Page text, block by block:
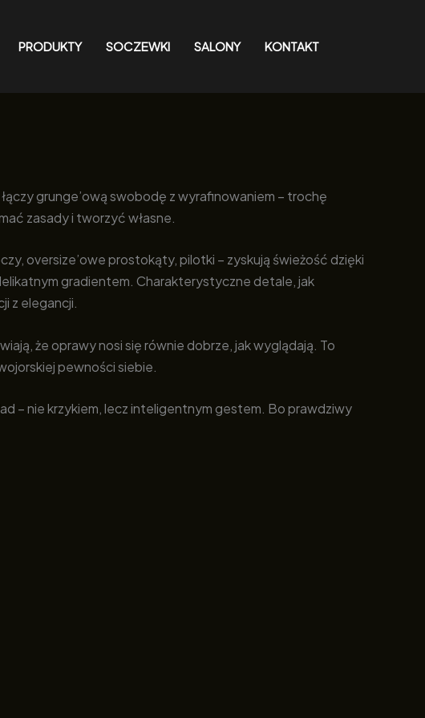
PRODUKTY SOCZEWKI SALONY KONTAKT
grunge’ową swobodę z wyrafinowaniem – trochę
zasady i tworzyć własne.
oversize’owe prostokąty, pilotki – zyskują świeżość dzięki
gradientem. Charakterystyczne detale, jak
z elegancji.
że oprawy nosi się równie dobrze, jak wyglądają. To
pewności siebie.
– nie krzykiem, lecz inteligentnym gestem. Bo prawdziwy